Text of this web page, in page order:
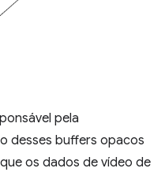
pela
desses buffers opacos
os dados de vídeo de